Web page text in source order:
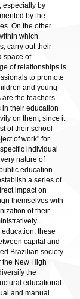
especially by
by the
On the other
which
carry out their
space of
of relationships is
to promote
and young
the teachers.
in their education
on them, since it
of their school
of work" for
individual
nature of
education
a series of
impact on
themselves with
of their
these
capital and
Brazilian society
the New High
the
educational
and manual